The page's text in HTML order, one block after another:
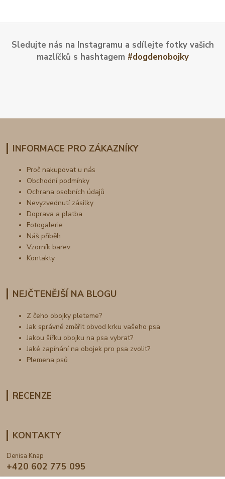
Sledujte nás na Instagramu a sdílejte fotky vašich
mazlíčků s hashtagem #dogdenobojky
INFORMACE PRO ZÁKAZNÍKY
Proč nakupovat u nás
Obchodní podmínky
Ochrana osobních údajů
Nevyzvednutí zásilky
Doprava a platba
Fotogalerie
Náš příběh
Vzorník barev
Kontakty
NEJČTENĚJŠÍ NA BLOGU
Z čeho obojky pleteme?
Jak správně změřit obvod krku vašeho psa
Jakou šířku obojku na psa vybrat?
Jaké zapínání na obojek pro psa zvolit?
Plemena psů
RECENZE
KONTAKTY
Denisa Knap
+420 602 775 095